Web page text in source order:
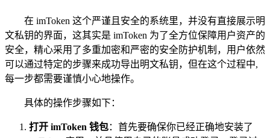
在 imToken 这个严谨且安全的系统里，并没有直接展示明
文私钥的界面，这其实是 imToken 为了全方位保障用户资产的
安全，精心采用了多重加密和严密的安全防护机制，用户依然
可以通过特定的步骤来成功导出明文私钥，但在这个过程中,
每一步都需要谨慎小心地操作。
具体的操作步骤如下：
打开 imToken 钱包：首先要确保你已经正确地安装了